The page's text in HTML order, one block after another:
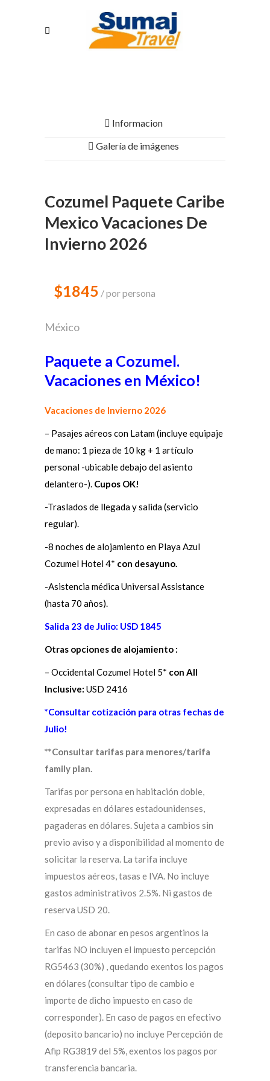
Informacion
Galería de imágenes
Cozumel Paquete Caribe
Mexico Vacaciones De
Invierno 2026
$1845 por persona
México
Paquete a Cozumel.
Vacaciones en México!
Vacaciones de Invierno 2026
– Pasajes aéreos con Latam (incluye equipaje
de mano: 1 pieza de 10 kg + 1 artículo
personal -ubicable debajo del asiento
delantero-). Cupos OK!
-Traslados de llegada y salida (servicio
regular).
-8 noches de alojamiento en Playa Azul
Cozumel Hotel 4* con desayuno.
-Asistencia médica Universal Assistance
(hasta 70 años).
Salida 23 de Julio: USD 1845
Otras opciones de alojamiento :
– Occidental Cozumel Hotel 5* con All
Inclusive: USD 2416
*Consultar cotización para otras fechas de
Julio!
**Consultar tarifas para menores/tarifa
family plan.
Tarifas por persona en habitación doble,
expresadas en dólares estadounidenses,
pagaderas en dólares. Sujeta a cambios sin
previo aviso y a disponibilidad al momento de
solicitar la reserva. La tarifa incluye
impuestos aéreos, tasas e IVA. No incluye
gastos administrativos 2.5%. Ni gastos de
reserva USD 20.
En caso de abonar en pesos argentinos la
tarifas NO incluyen el impuesto percepción
RG5463 (30%) , quedando exentos los pagos
en dólares (consultar tipo de cambio e
importe de dicho impuesto en caso de
corresponder). En caso de pagos en efectivo
(deposito bancario) no incluye Percepción de
Afip RG3819 del 5%, exentos los pagos por
transferencia bancaria.